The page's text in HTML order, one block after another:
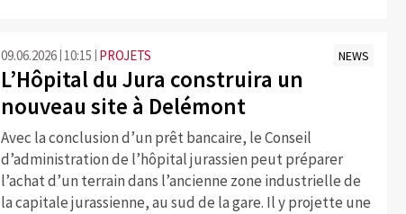
09.06.2026 10:15 PROJETS NEWS
L’Hôpital du Jura construira un
nouveau site à Delémont
Avec la conclusion d’un prêt bancaire, le Conseil
d’administration de l’hôpital jurassien peut préparer
l’achat d’un terrain dans l’ancienne zone industrielle de
la capitale jurassienne, au sud de la gare. Il y projette une